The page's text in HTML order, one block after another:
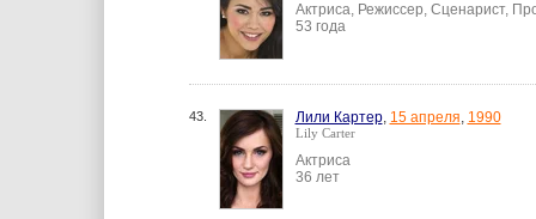
Актриса, Режиссер, Сценарист,
53 года
43. Лили Картер, 15 апреля, 1990
Lily Carter
Актриса
36 лет